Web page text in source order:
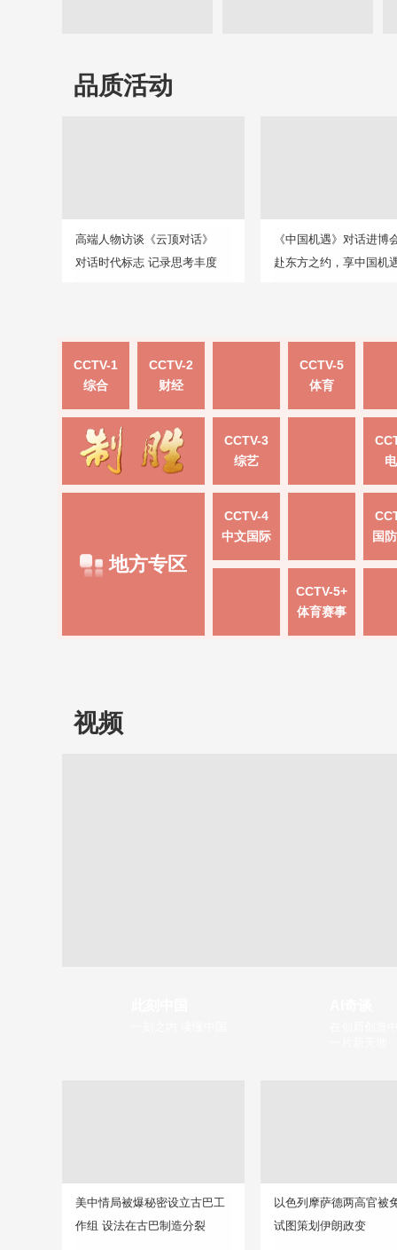
品质活动
高端人物访谈《云顶对话》
对话时代标志 记录思考丰度
《中国机遇》对话进博
赴东方之约，享中国机
CCTV-1
综合
CCTV-2
财经
CCTV-5
体育
CCTV-3
综艺
地方专区
CCTV-4
中文国际
国
CCTV-5+
体育赛事
视频
美中情局被爆秘密设立古巴工
作组 设法在古巴制造分裂
以色列摩萨德两高官被
试图策划伊朗政变